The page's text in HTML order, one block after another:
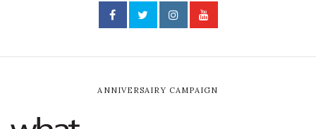
ANNIVERSAIRY CAMPAIGN